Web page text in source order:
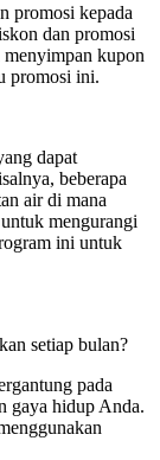
promosi kepada
dan promosi
kupon
promosi ini.
dapat
beberapa
air di mana
mengurangi
ini untuk
setiap bulan?
pada
gaya hidup Anda.